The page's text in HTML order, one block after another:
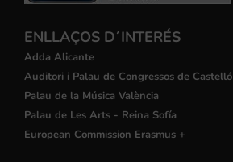
ENLLAÇOS D´INTERÉS
Adda Alicante
Auditori i Palau de Congressos de Castelló
Palau de la Música València
Palau de Les Arts - Reina Sofía
European Commission Erasmus +